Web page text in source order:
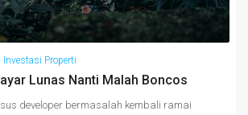
Investasi Properti
Lunas Nanti Malah Boncos
developer bermasalah kembali ramai